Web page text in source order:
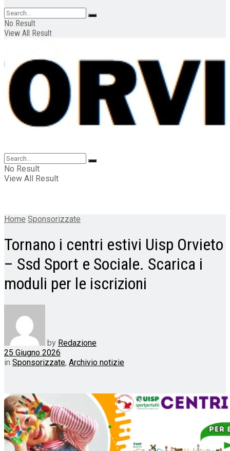
No Result
View All Result
No Result
View All Result
Home Sponsorizzate
Tornano i centri estivi Uisp Orvieto
– Ssd Sport e Sociale. Scarica i
moduli per le iscrizioni
by Redazione
25 Giugno 2026
in Sponsorizzate, Archivio notizie